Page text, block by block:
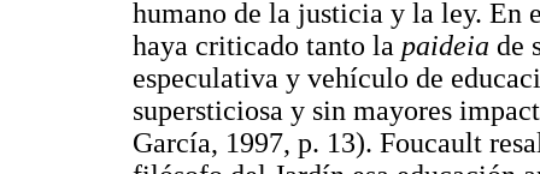
humano de la justicia y la ley. En
haya criticado tanto la paideia de
especulativa y vehículo de
supersticiosa y sin mayores
García, 1997, p. 13). Foucault